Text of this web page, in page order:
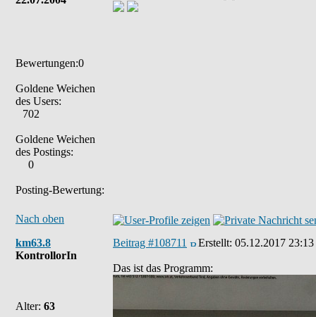
Bewertungen:0
Goldene Weichen
des Users:
702
Goldene Weichen
des Postings:
0
Posting-Bewertung:
Nach oben
km63.8
KontrollorIn
Alter: 63
Beitrag #108711 Erstellt: 05.12.2017 23:13
Das ist das Programm: